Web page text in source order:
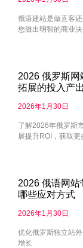
俄语建站是做直客
您做出明智的商业
2026 俄罗斯
拓展的投入产
2026年1月30日
了解2026年俄罗斯
展提升ROI，获取更
2026 俄语网
哪些应对方式
2026年1月30日
优化俄罗斯独立站
增长